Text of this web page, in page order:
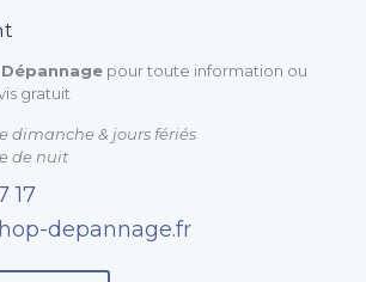
pour toute information ou
gratuit
dimanche & jours fériés
de nuit
17
depannage.fr